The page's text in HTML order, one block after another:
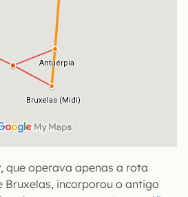
, que operava apenas a rota
Bruxelas, incorporou o antigo